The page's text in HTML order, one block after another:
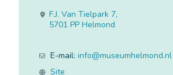
F.J. Van Tielpark 7,
5701 PP Helmond
E-mail: info@museumhelmond.nl
Site